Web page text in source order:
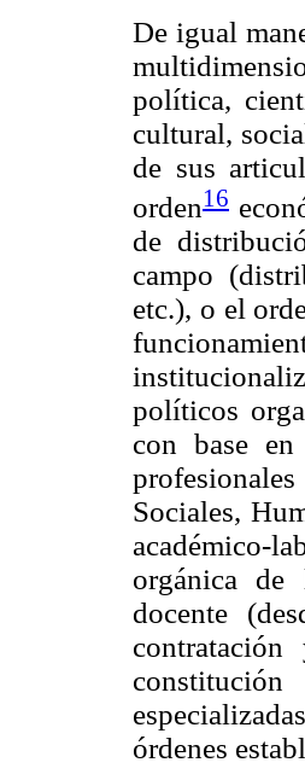
De igual
política,
cultural,
de sus
orden16
de
campo
etc.), o el
políticos
con base
Sociales,
orgánica de
docente
órdenes